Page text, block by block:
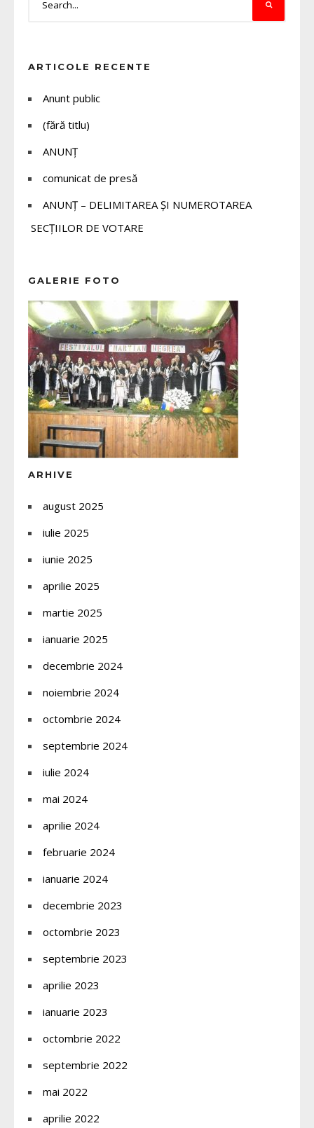
ARTICOLE RECENTE
Anunt public
(fără titlu)
ANUNȚ
comunicat de presă
ANUNȚ – DELIMITAREA ȘI NUMEROTAREA
SECȚIILOR DE VOTARE
GALERIE FOTO
ARHIVE
august 2025
iulie 2025
iunie 2025
aprilie 2025
martie 2025
ianuarie 2025
decembrie 2024
noiembrie 2024
octombrie 2024
septembrie 2024
iulie 2024
mai 2024
aprilie 2024
februarie 2024
ianuarie 2024
decembrie 2023
octombrie 2023
septembrie 2023
aprilie 2023
ianuarie 2023
octombrie 2022
septembrie 2022
mai 2022
aprilie 2022